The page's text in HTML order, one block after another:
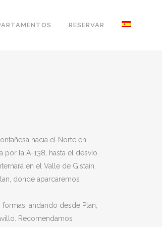
RESERVAR
hacia el Norte en
por la A-138, hasta el desvío
en el Valle de Gistaín.
donde aparcaremos
andando desde Plan,
Recomendamos